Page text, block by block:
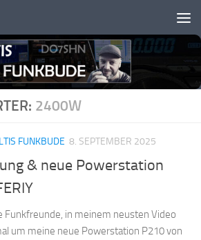
2400W
FUNKBUDE 8. SEPTEMBER 2025
& neue Powerstation
Funkfreunde, in meinem neusten Video
um meine neue Powerstation P210 von